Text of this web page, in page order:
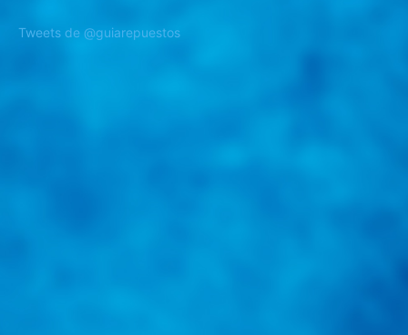
Tweets de @guiarepuestos